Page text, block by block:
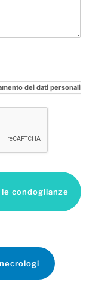
dei dati personali
le condoglianze